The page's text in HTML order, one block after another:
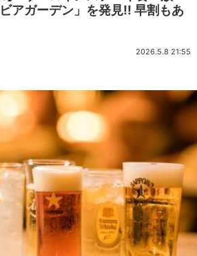
アガーデン」を発見!! 早割もあ
2026.5.8 21:55